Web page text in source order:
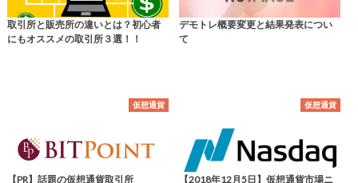
取引所と販売所の違いとは？初心者
にもオススメの取引所３選！！
デモトレ概要変更と結果発表につい
て
仮想通貨
【PR】話題の仮想通貨取引所
仮想通貨
【2018年12月5日】仮想通貨市場ニ